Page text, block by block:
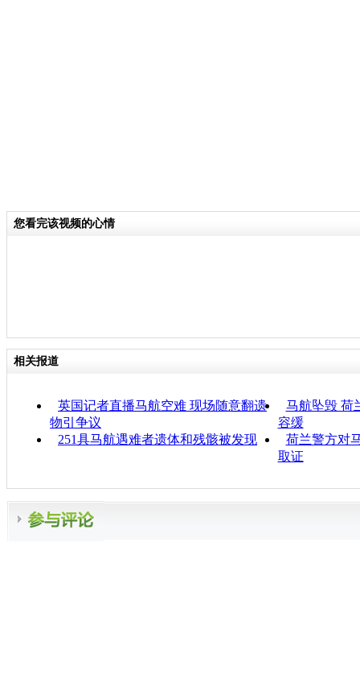
您看完该视频的心情
相关报道
英国记者直播马航空难 现场随意翻遗
物引争议
马航坠毁 荷
容缓
251具马航遇难者遗体和残骸被发现
荷兰警方对
取证